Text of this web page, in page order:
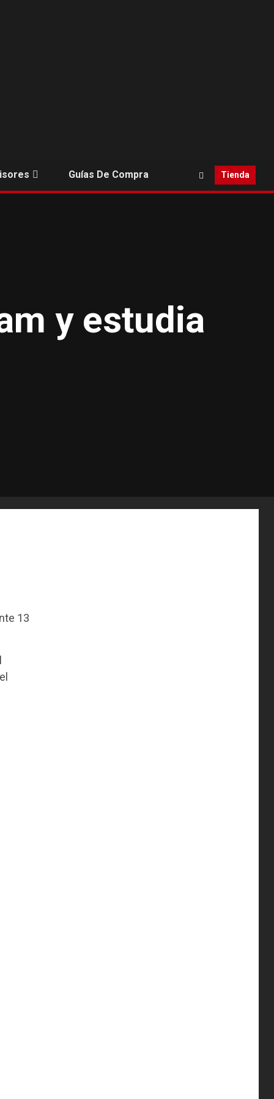
Guías De Compra Tienda
y estudia
13